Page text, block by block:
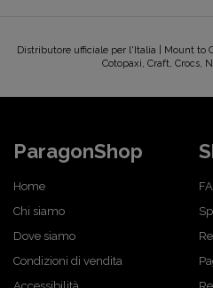
Distributore ufficiale per l'Italia | Mount to
Cotopaxi, Craft, Crocs,
ParagonShop
Home
Chi siamo
Dove siamo
Condizioni di vendita